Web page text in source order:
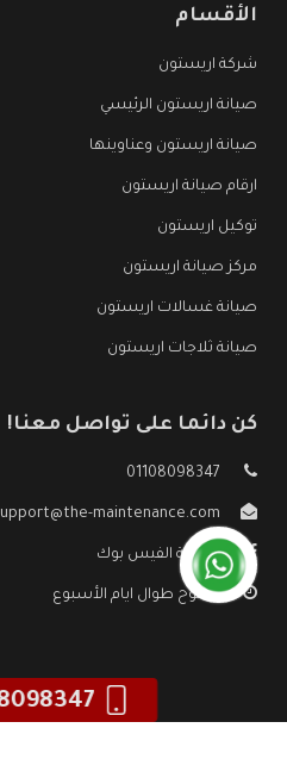
الأقسام
شركة اريستون
صيانة اريستون الرئيسي
صيانة اريستون وعناوينها
ارقام صيانة اريستون
توكيل اريستون
مركز صيانة اريستون
صيانة غسالات اريستون
صيانة ثلاجات اريستون
كن دائما على تواصل معنا!
01108098347
maintenance.com
صفحة الفيس بوك
مفتوح طوال ايام الأسبوع